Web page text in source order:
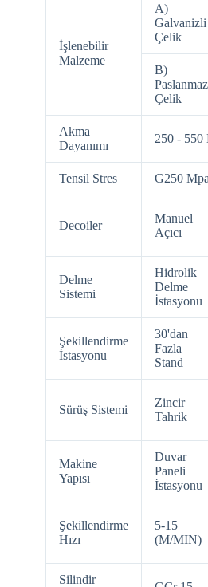
İşlenebilir
Malzeme
A)
Galvanizli
Çelik
B)
Paslanmaz
Çelik
Akma
Dayanımı
250 - 550
Tensil Stres G250
Decoiler
Manuel
Açıcı
Delme
Sistemi
Hidrolik
Delme
İstasyonu
Şekillendirme
İstasyonu
30'dan
Fazla
Stand
Sürüş Sistemi
Zincir
Tahrik
Makine
Yapısı
Duvar
Paneli
İstasyonu
Şekillendirme
Hızı
5-15
(M/MIN)
Silindir